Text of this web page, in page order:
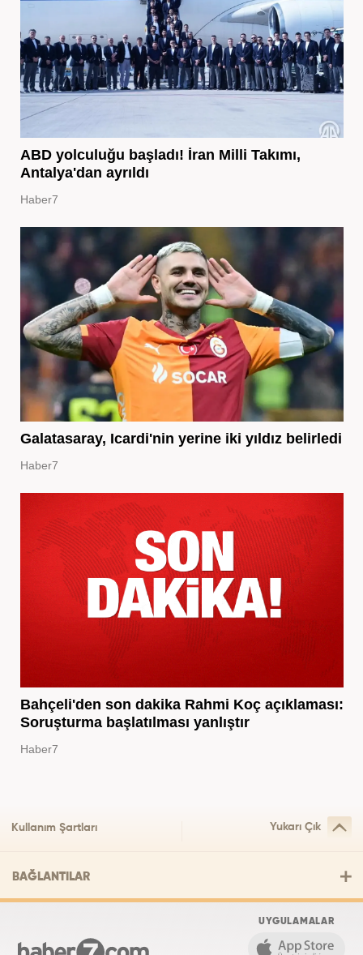
ABD yolculuğu başladı! İran Milli Takımı,
Antalya'dan ayrıldı
Haber7
Galatasaray, Icardi'nin yerine iki yıldız belirledi
Haber7
Bahçeli'den son dakika Rahmi Koç açıklaması:
Soruşturma başlatılması yanlıştır
Haber7
Kullanım Şartları Yukarı Çık
BAĞLANTILAR
UYGULAMALAR